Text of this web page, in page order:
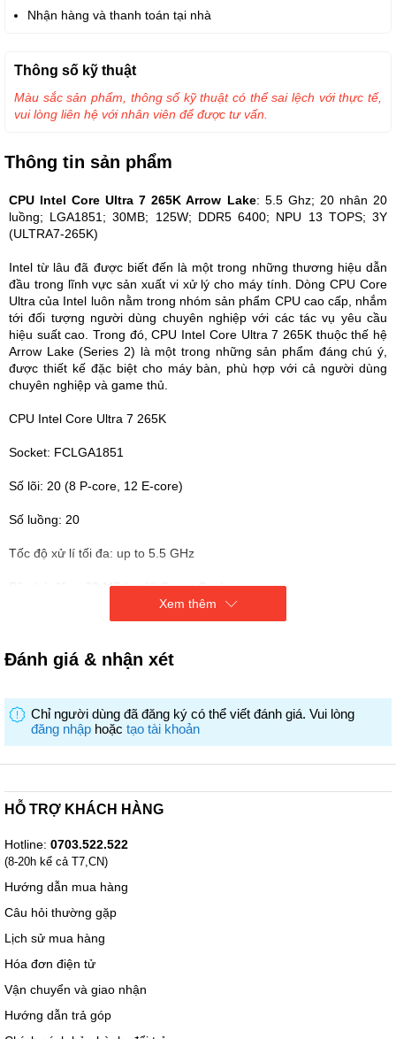
Nhận hàng và thanh toán tại nhà
Thông tin sản phẩm
CPU Intel Core Ultra 7 265K Arrow Lake: 5.5 Ghz; 20 nhân 20
luồng; LGA1851; 30MB; 125W; DDR5 6400; NPU 13 TOPS; 3Y
(ULTRA7-265K)
Intel từ lâu đã được biết đến là một trong những thương hiệu dẫn
đầu trong lĩnh vực sản xuất vi xử lý cho máy tính. Dòng CPU Core
Ultra của Intel luôn nằm trong nhóm sản phẩm CPU cao cấp, nhắm
tới đối tượng người dùng chuyên nghiệp với các tác vụ yêu cầu
hiệu suất cao. Trong đó, CPU Intel Core Ultra 7 265K thuộc thế hệ
Arrow Lake (Series 2) là một trong những sản phẩm đáng chú ý,
được thiết kế đặc biệt cho máy bàn, phù hợp với cả người dùng
chuyên nghiệp và game thủ.
CPU Intel Core Ultra 7 265K
Socket: FCLGA1851
Số lõi: 20 (8 P-core, 12 E-core)
Số luồng: 20
Tốc độ xử lí tối đa: up to 5.5 GHz
Bộ nhớ đệm: 30 MB Intel® Smart Cache
Bus ram hỗ trợ: Up to DDR5 6400 MT/s
Mức tiêu thụ điện: 125 W
Nộ Sưu Tập Sản Phẩm
Tên mã
Products formerly Arrow Lake
Desktop
Xem thêm
Thông số kỹ thuật
Màu sắc sản phẩm, thông số kỹ thuật có thể sai lệch với thực tế,
vui lòng liên hệ với nhân viên để được tư vấn.
Đánh giá & nhận xét
Chỉ người dùng đã đăng ký có thể viết đánh giá. Vui lòng
đăng nhập hoặc tạo tài khoản
HỖ TRỢ KHÁCH HÀNG
Hotline: 0703.522.522
(8-20h kể cả T7,CN)
Hướng dẫn mua hàng
Câu hỏi thường gặp
Lịch sử mua hàng
Hóa đơn điện tử
Vận chuyển và giao nhận
Hướng dẫn trả góp